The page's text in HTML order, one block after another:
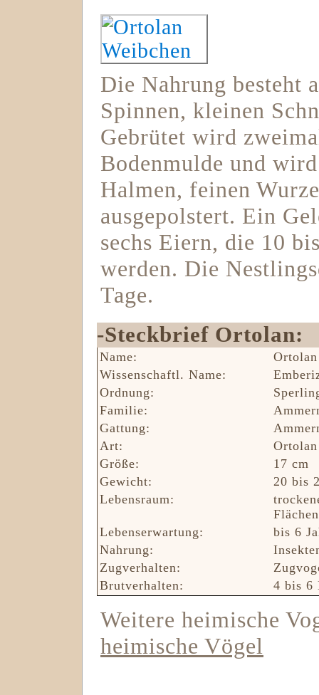
Die Nahrung besteht
Spinnen, kleinen
Gebrütet wird
Bodenmulde und
Halmen, feinen
ausgepolstert. Ein
sechs Eiern, die 10
werden. Die
Tage.
-Steckbrief Ortolan:
Name:
Ortolan
Wissenschaftl. Name:
Ordnung:
Familie:
Gattung:
Art:
Ortolan
Größe:
17 cm
Gewicht:
20 bis
Lebensraum:
Flächen
Lebenserwartung:
bis 6
Nahrung:
Zugverhalten:
Brutverhalten:
4 bis 6
Weitere heimische
heimische Vögel